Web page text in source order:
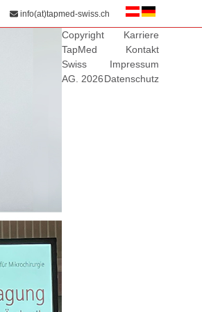
info(at)tapmed-swiss.ch
Copyright
TapMed
Swiss
AG. 2026
Karriere
Kontakt
Impressum
Datenschutz